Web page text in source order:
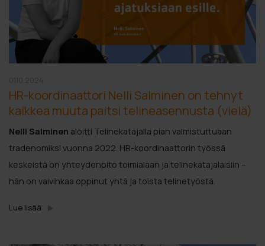
HR-koordinaattori Nelli Salminen on tehnyt
kaikkea muuta paitsi telineasennusta (vielä)
Nelli Salminen aloitti Telinekatajalla pian valmistuttuaan
tradenomiksi vuonna 2022. HR-koordinaattorin työssä
keskeistä on yhteydenpito toimialaan ja telinekatajalaisiin –
hän on vaivihkaa oppinut yhtä ja toista telinetyöstä.
Lue lisää